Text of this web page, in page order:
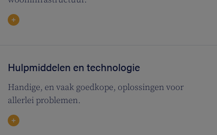
Hulpmiddelen en technologie
Handige, en vaak goedkope, oplossingen voor
allerlei problemen.